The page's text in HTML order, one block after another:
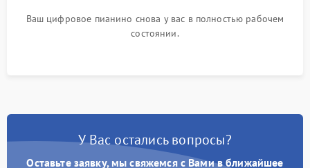
Ваш цифровое пианино снова у вас в полностью рабочем
состоянии.
У Вас остались вопросы?
Оставьте заявку, мы свяжемся с Вами в ближайшее